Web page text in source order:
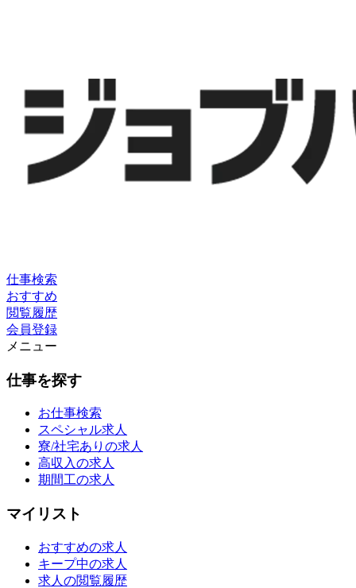
仕事検索
おすすめ
閲覧履歴
会員登録
メニュー
仕事を探す
お仕事検索
スペシャル求人
寮/社宅ありの求人
高収入の求人
期間工の求人
マイリスト
おすすめの求人
キープ中の求人
求人の閲覧履歴